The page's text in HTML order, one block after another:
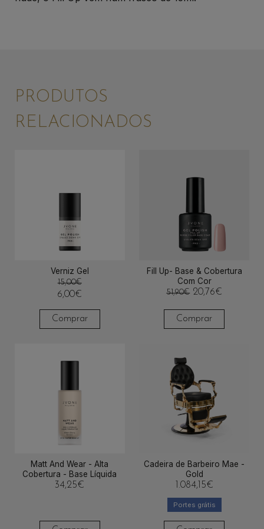
PRODUTOS
RELACIONADOS
Verniz Gel
15,00€
6,00€
Comprar
Fill Up- Base & Cobertura
Com Cor
51,90€ 20,76€
Comprar
Matt And Wear - Alta
Cobertura - Base Líquida
34,25€
Cadeira de Barbeiro Mae -
Gold
1.084,15€
Portes grátis